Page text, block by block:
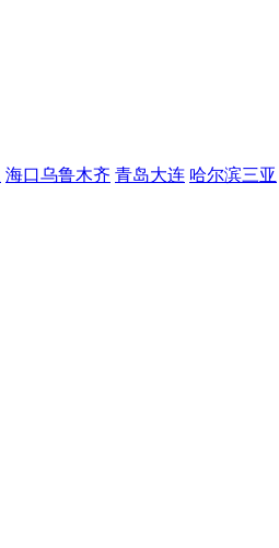
海口乌鲁木齐 青岛大连 哈尔滨三亚